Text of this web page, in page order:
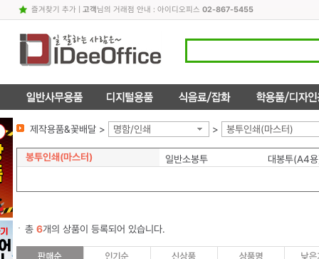
즐겨찾기 추가| 고객님의 거래점 안내 : 아이디오피스 02-867-5455
제작용품&꽃배달 > 명함/인쇄 > 봉투인쇄(마스터)
봉투인쇄(마스터) 일반소봉투 대봉투(A4
총 6개의 상품이 등록되어 있습니다.